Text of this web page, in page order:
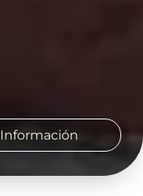
Información